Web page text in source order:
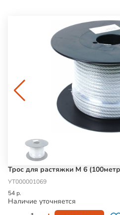
Трос для растяжки М 6
УТ000001069
54 р.
Наличие уточняется